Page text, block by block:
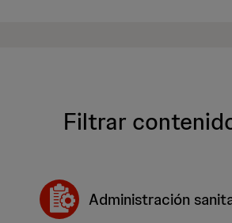
Filtrar
Administración